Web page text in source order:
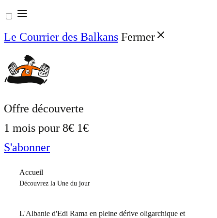
Aller
au
contenu
Le Courrier des Balkans Fermer
Offre découverte
1 mois pour 8€ 1€
S'abonner
Accueil
Découvrez la Une du jour
L'Albanie d'Edi Rama en pleine dérive oligarchique et